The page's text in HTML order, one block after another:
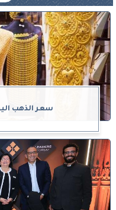
سعر الذهب اليوم